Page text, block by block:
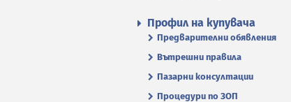
Профил на купувача
Предварителни обявления
Вътрешни правила
Пазарни консултации
Процедури по ЗОП